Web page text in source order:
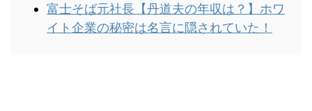
富士そば元社長【丹道夫の年収は？】ホワ
イト企業の秘密は名言に隠されていた！